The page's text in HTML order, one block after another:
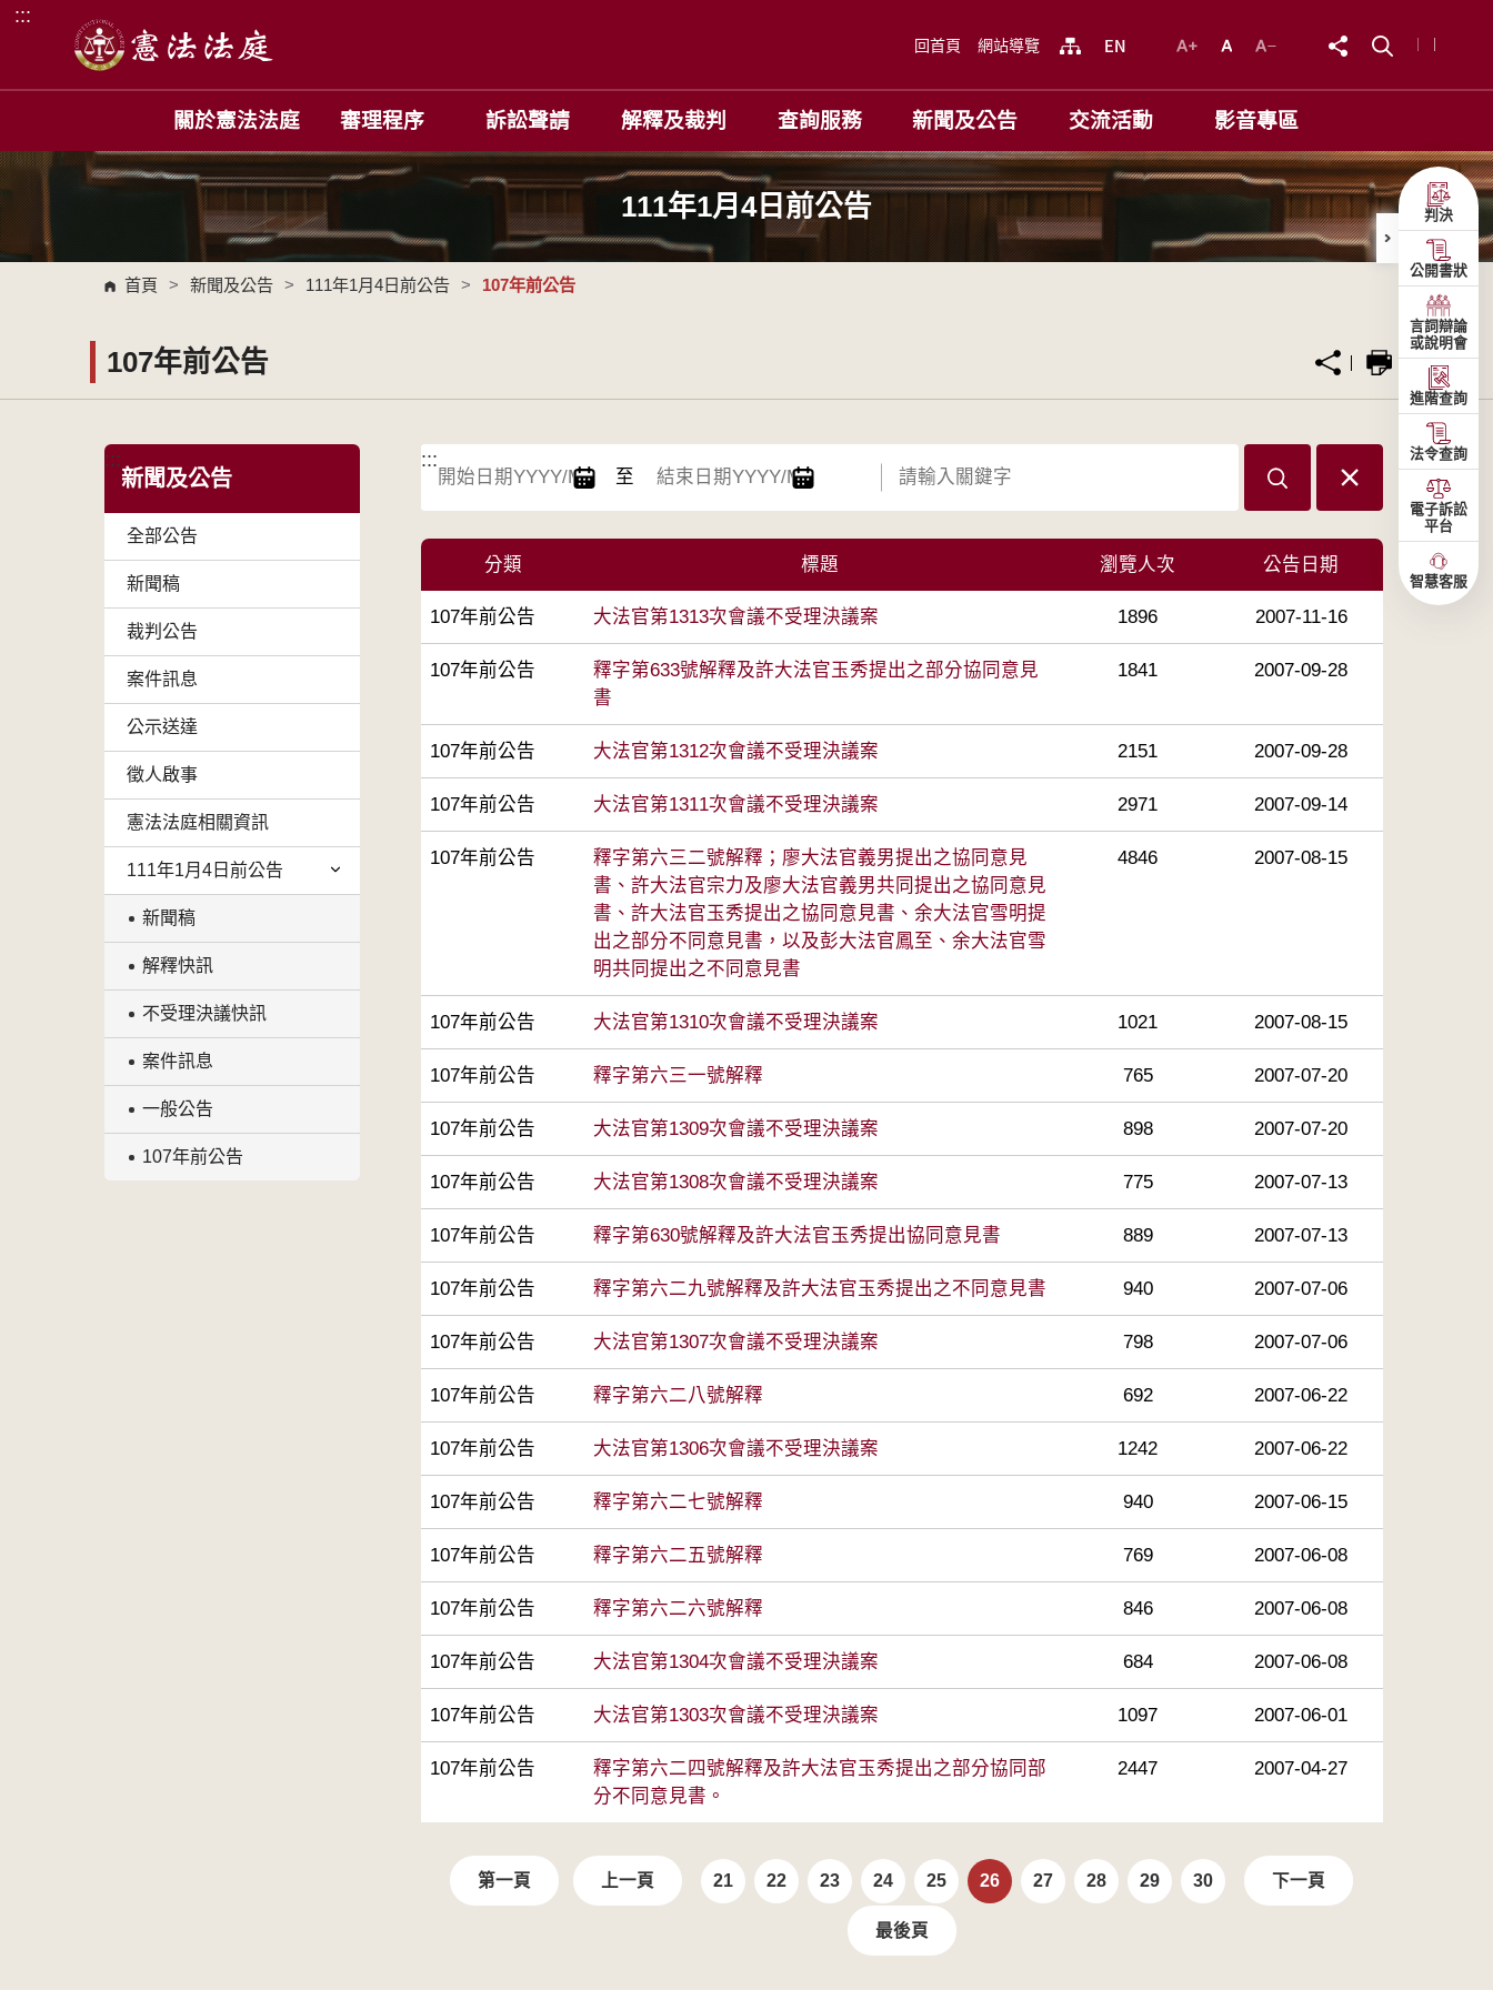
跳到主要內容區塊
:::
回首頁 網站導覽
關於憲法法庭 審理程序 訴訟聲請 解釋及裁判 查詢服務 新聞及公告 交流活動 影音專區
111年1月4日前公告
首頁 > 新聞及公告 > 111年1月4日前公告 > 107年前公告
107年前公告
:::
新聞及公告
全部公告
新聞稿
裁判公告
案件訊息
公示送達
徵人啟事
憲法法庭相關資訊
111年1月4日前公告
新聞稿
解釋快訊
不受理決議快訊
案件訊息
一般公告
107年前公告
:::
至
分類 標題 瀏覽人次 公告日期
107年前公告 大法官第1313次會議不受理決議案 1896 2007-11-16
107年前公告
釋字第633號解釋及許大法官玉秀提出之部分協同意見
書
1841 2007-09-28
107年前公告 大法官第1312次會議不受理決議案 2151 2007-09-28
107年前公告 大法官第1311次會議不受理決議案 2971 2007-09-14
107年前公告
釋字第六三二號解釋；廖大法官義男提出之協同意見
書、許大法官宗力及廖大法官義男共同提出之協同意見
書、許大法官玉秀提出之協同意見書、余大法官雪明提
出之部分不同意見書，以及彭大法官鳳至、余大法官雪
明共同提出之不同意見書
4846 2007-08-15
107年前公告 大法官第1310次會議不受理決議案 1021 2007-08-15
107年前公告 釋字第六三一號解釋 765 2007-07-20
107年前公告 大法官第1309次會議不受理決議案 898 2007-07-20
107年前公告 大法官第1308次會議不受理決議案 775 2007-07-13
107年前公告 釋字第630號解釋及許大法官玉秀提出協同意見書 889 2007-07-13
107年前公告 釋字第六二九號解釋及許大法官玉秀提出之不同意見書 940 2007-07-06
107年前公告 大法官第1307次會議不受理決議案 798 2007-07-06
107年前公告 釋字第六二八號解釋 692 2007-06-22
107年前公告 大法官第1306次會議不受理決議案 1242 2007-06-22
107年前公告 釋字第六二七號解釋 940 2007-06-15
107年前公告 釋字第六二五號解釋 769 2007-06-08
107年前公告 釋字第六二六號解釋 846 2007-06-08
107年前公告 大法官第1304次會議不受理決議案 684 2007-06-08
107年前公告 大法官第1303次會議不受理決議案 1097 2007-06-01
107年前公告
釋字第六二四號解釋及許大法官玉秀提出之部分協同部
分不同意見書。
2447 2007-04-27
第一頁 上一頁 21 22 23 24 25 26 27 28 29 30 下一頁
最後頁
判決
公開書狀
言詞辯論
或說明會
進階查詢
法令查詢
電子訴訟
平台
智慧客服